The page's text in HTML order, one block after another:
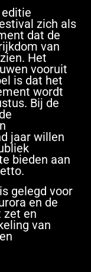
zich als
dat de
van
Het
vooruit
is dat het
wordt
Bij de
jaar willen
bieden aan
gelegd voor
en de
zet en
van